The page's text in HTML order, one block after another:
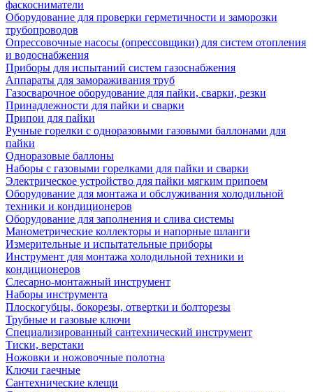
фаскосниматели
Оборудование для проверки герметичности и заморозки
трубопроводов
Опрессовочные насосы (опрессовщики) для систем отопления
и водоснабжения
Приборы для испытаний систем газоснабжения
Аппараты для замораживания труб
Газосварочное оборудование для пайки, сварки, резки
Принадлежности для пайки и сварки
Припои для пайки
Ручные горелки с одноразовыми газовыми баллонами для
пайки
Одноразовые баллоны
Наборы с газовыми горелками для пайки и сварки
Электрическое устройство для пайки мягким припоем
Оборудование для монтажа и обслуживания холодильной
техники и кондиционеров
Оборудование для заполнения и слива системы
Манометрические коллекторы и напорные шланги
Измерительные и испытательные приборы
Инструмент для монтажа холодильной техники и
кондиционеров
Слесарно-монтажный инструмент
Наборы инструмента
Плоскогубцы, бокорезы, отвертки и болторезы
Трубные и газовые ключи
Специализированный сантехнический инструмент
Тиски, верстаки
Ножовки и ножовочные полотна
Ключи гаечные
Сантехнические клещи